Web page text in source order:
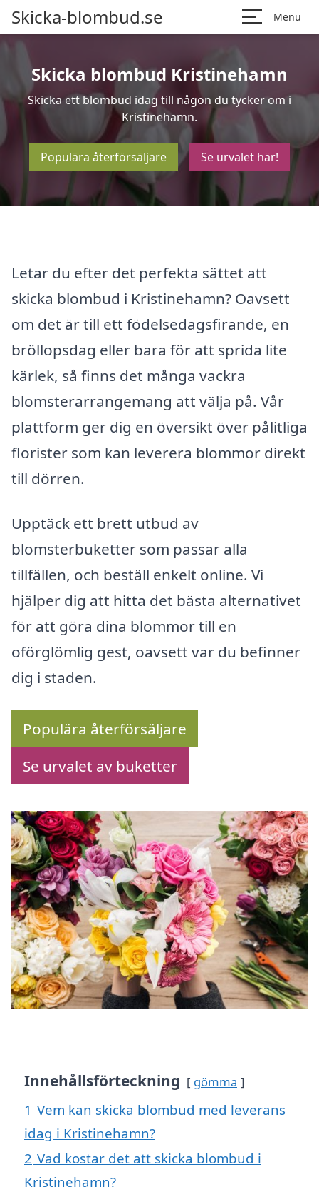
Skicka-blombud.se Menu
Skicka blombud Kristinehamn
Skicka ett blombud idag till någon du tycker om i
Kristinehamn.
Populära återförsäljare Se urvalet här!
Letar du efter det perfekta sättet att
skicka blombud i Kristinehamn? Oavsett
om det är till ett födelsedagsfirande, en
bröllopsdag eller bara för att sprida lite
kärlek, så finns det många vackra
blomsterarrangemang att välja på. Vår
plattform ger dig en översikt över pålitliga
florister som kan leverera blommor direkt
till dörren.
Upptäck ett brett utbud av
blomsterbuketter som passar alla
tillfällen, och beställ enkelt online. Vi
hjälper dig att hitta det bästa alternativet
för att göra dina blommor till en
oförglömlig gest, oavsett var du befinner
dig i staden.
Populära återförsäljare
Se urvalet av buketter
Innehållsförteckning gömma
1 Vem kan skicka blombud med leverans
idag i Kristinehamn?
2 Vad kostar det att skicka blombud i
Kristinehamn?